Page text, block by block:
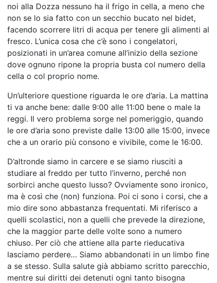
noi alla Dozza nessuno ha il frigo in cella, a meno che
non se lo sia fatto con un secchio bucato nel bidet,
facendo scorrere litri di acqua per tenere gli alimenti al
fresco. L’unica cosa che c’è sono i congelatori,
posizionati in un’area comune all’inizio della sezione
dove ognuno ripone la propria busta col numero della
cella o col proprio nome.
Un’ulteriore questione riguarda le ore d’aria. La mattina
ti va anche bene: dalle 9:00 alle 11:00 bene o male la
reggi. Il vero problema sorge nel pomeriggio, quando
le ore d’aria sono previste dalle 13:00 alle 15:00, invece
che a un orario più consono e vivibile, come le 16:00.
D’altronde siamo in carcere e se siamo riusciti a
studiare al freddo per tutto l’inverno, perché non
sorbirci anche questo lusso? Ovviamente sono ironico,
ma è così che (non) funziona. Poi ci sono i corsi, che a
mio dire sono abbastanza frequentati. Mi riferisco a
quelli scolastici, non a quelli che prevede la direzione,
che la maggior parte delle volte sono a numero
chiuso. Per ciò che attiene alla parte rieducativa
lasciamo perdere… Siamo abbandonati in un limbo fine
a se stesso. Sulla salute già abbiamo scritto parecchio,
mentre sui diritti dei detenuti ogni tanto bisogna